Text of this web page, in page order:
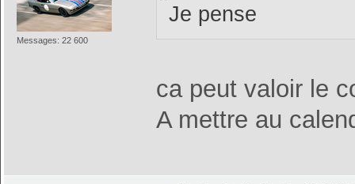
Messages: 22 600
Je pense
ca peut valoir le
A mettre au